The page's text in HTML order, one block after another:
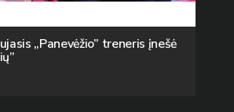
„Panevėžio” treneris įnešė